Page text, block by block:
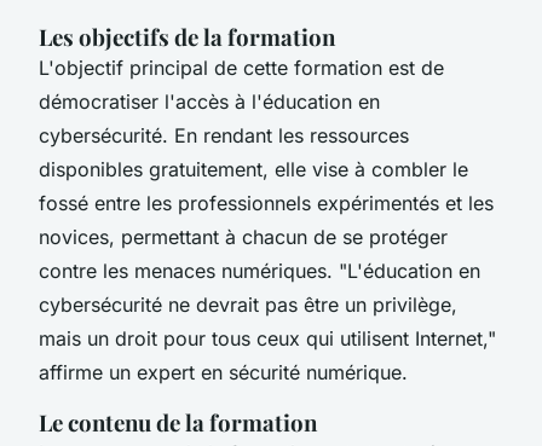
Les objectifs de la formation
L'objectif principal de cette formation est de
démocratiser l'accès à l'éducation en
cybersécurité. En rendant les ressources
disponibles gratuitement, elle vise à combler le
fossé entre les professionnels expérimentés et les
novices, permettant à chacun de se protéger
contre les menaces numériques. "L'éducation en
cybersécurité ne devrait pas être un privilège,
mais un droit pour tous ceux qui utilisent Internet,"
affirme un expert en sécurité numérique.
Le contenu de la formation